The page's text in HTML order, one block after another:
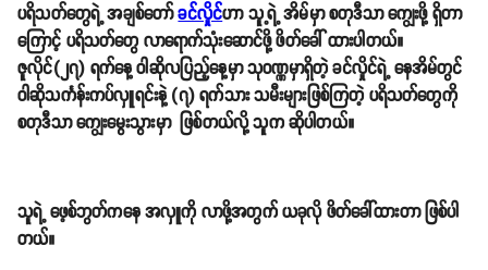
ပရိသတ်တွေရဲ့ အချစ်တော်ခင်လှိုင်ဟာ သူ့ရဲ့ အိမ်မှာ စတုဒီသာ ကျွေးဖို့ ရှိတာ
ကြောင့် ပရိသတ်တွေ လာရောက်သုံးဆောင်ဖို့ ဖိတ်ခေါ် ထားပါတယ်။
ဇူလိုင်(၂၇) ရက်နေ့ ဝါဆိုလပြည့်နေ့မှာ သုဝဏ္ဏမှာရှိတဲ့ ခင်လှိုင်ရဲ့ နေအိမ်တွင်
ဝါဆိုသင်္ကန်းကပ်လှူရင်းနဲ့ (၇) ရက်သား သမီးများဖြစ်ကြတဲ့ ပရိသတ်တွေကို
စတုဒီသာ ကျွေးမွေးသွားမှာ ဖြစ်တယ်လို့ သူက ဆိုပါတယ်။
သူရဲ့ ဖေ့စ်ဘွတ်ကနေ အလှူကို လာဖို့အတွက် ယခုလို ဖိတ်ခေါ်ထားတာ ဖြစ်ပါ
တယ်။